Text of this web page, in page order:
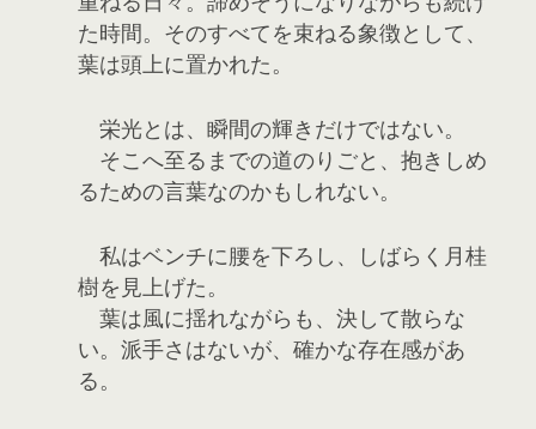
た時間。そのすべてを束ねる象徴として、
葉は頭上に置かれた。
栄光とは、瞬間の輝きだけではない。
そこへ至るまでの道のりごと、抱きしめ
るための言葉なのかもしれない。
私はベンチに腰を下ろし、しばらく月桂
樹を見上げた。
葉は風に揺れながらも、決して散らな
い。派手さはないが、確かな存在感があ
る。